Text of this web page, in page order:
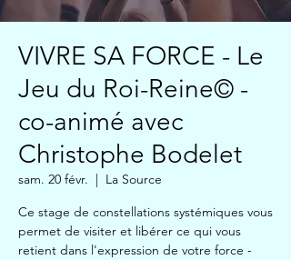
VIVRE SA FORCE - Le
Jeu du Roi-Reine© -
co-animé avec
Christophe Bodelet
sam. 20 févr.
  |
La Source
Ce stage de constellations systémiques vous
permet de visiter et libérer ce qui vous
retient dans l'expression de votre force -